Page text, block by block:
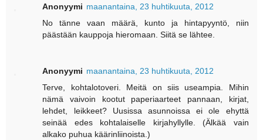
Anonyymi maanantaina, 23 huhtikuuta, 2012
No tänne vaan määrä, kunto ja hintapyyntö, niin
päästään kauppoja hieromaan. Siitä se lähtee.
Anonyymi maanantaina, 23 huhtikuuta, 2012
Terve, kohtalotoveri. Meitä on siis useampia. Mihin
nämä vaivoin kootut paperiaarteet pannaan, kirjat,
lehdet, leikkeet? Uusissa asunnoissa ei ole ehyttä
seinää edes kohtalaiselle kirjahyllylle. (Älkää vain
alkako puhua käärinliinoista.)